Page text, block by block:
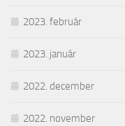
2023. február
2023. január
2022. december
2022. november